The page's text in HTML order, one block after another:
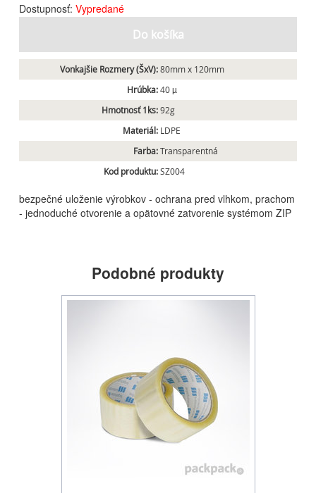
Dostupnosť: Vypredané
Do košíka
Vonkajšie Rozmery (ŠxV):80mm x 120mm
Hrúbka:40 µ
Hmotnosť 1ks:92g
Materiál: LDPE
Farba:Transparentná
Kod produktu:SZ004
bezpečné uloženie výrobkov - ochrana pred vlhkom, prachom
- jednoduché otvorenie a opätovné zatvorenie systémom ZIP
Podobné produkty